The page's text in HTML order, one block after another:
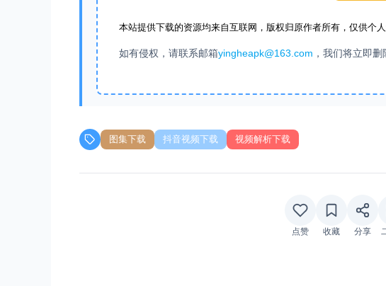
本站提供下载的资源均来自互联网，版权归原作者所有，仅供个
如有侵权，请联系邮箱yingheapk@163.com ，我们将立即删
图集下载 抖音视频下载 视频解析下载
点赞 收藏 分享